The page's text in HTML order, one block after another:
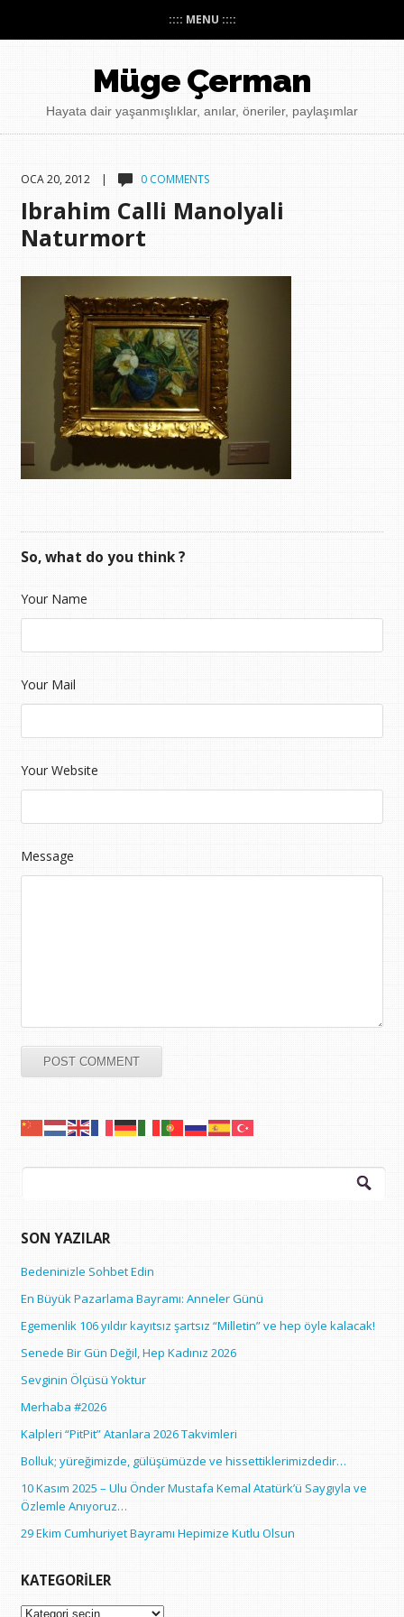
:::: MENU ::::
Müge Çerman
Hayata dair yaşanmışlıklar, anılar, öneriler, paylaşımlar
OCA 20, 2012 | 0 COMMENTS
Ibrahim Calli Manolyali
Naturmort
So, what do you think ?
Your Name
Your Mail
Your Website
Message
Arama:
SON YAZILAR
Bedeninizle Sohbet Edin
En Büyük Pazarlama Bayramı: Anneler Günü
Egemenlik 106 yıldır kayıtsız şartsız “Milletin” ve hep öyle kalacak!
Senede Bir Gün Değil, Hep Kadınız 2026
Sevginin Ölçüsü Yoktur
Merhaba #2026
Kalpleri “PitPit” Atanlara 2026 Takvimleri
Bolluk; yüreğimizde, gülüşümüzde ve hissettiklerimizdedir…
10 Kasım 2025 – Ulu Önder Mustafa Kemal Atatürk’ü Saygıyla ve
Özlemle Anıyoruz…
29 Ekim Cumhuriyet Bayramı Hepimize Kutlu Olsun
KATEGORILER
Kategoriler